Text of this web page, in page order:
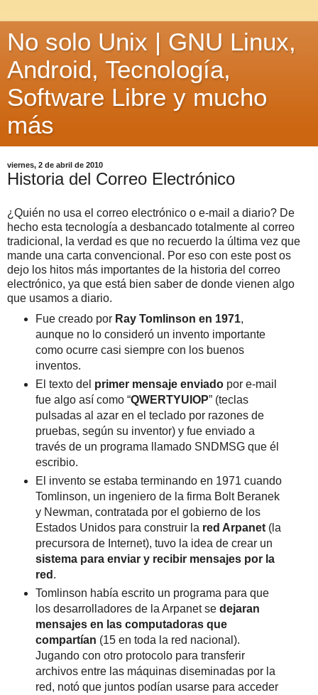
No solo Unix | GNU Linux,
Android, Tecnología,
Software Libre y mucho
más
viernes, 2 de abril de 2010
Historia del Correo Electrónico
¿Quién no usa el correo electrónico o e-mail a diario? De
hecho esta tecnología a desbancado totalmente al correo
tradicional, la verdad es que no recuerdo la última vez que
mande una carta convencional. Por eso con este post os
dejo los hitos más importantes de la historia del correo
electrónico, ya que está bien saber de donde vienen algo
que usamos a diario.
Fue creado por Ray Tomlinson en 1971,
aunque no lo consideró un invento importante
como ocurre casi siempre con los buenos
inventos.
El texto del primer mensaje enviadopor e-mail
fue algo así como “QWERTYUIOP” (teclas
pulsadas al azar en el teclado por razones de
pruebas, según su inventor) y fue enviado a
través de un programa llamado SNDMSG que él
escribio.
El invento se estaba terminando en 1971 cuando
Tomlinson, un ingeniero de la firma Bolt Beranek
y Newman, contratada por el gobierno de los
Estados Unidos para construir la red Arpanet(la
precursora de Internet), tuvo la idea de crear un
sistema para enviar y recibir mensajes por la
red .
Tomlinson había escrito un programa para que
los desarrolladores de la Arpanet se dejaran
mensajes en las computadoras que
compartían (15 en toda la red nacional).
Jugando con otro protocolo para transferir
archivos entre las máquinas diseminadas por la
red, notó que juntos podían usarse para acceder